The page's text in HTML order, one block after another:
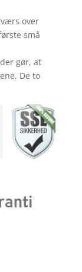
over
små
gør, at
De to